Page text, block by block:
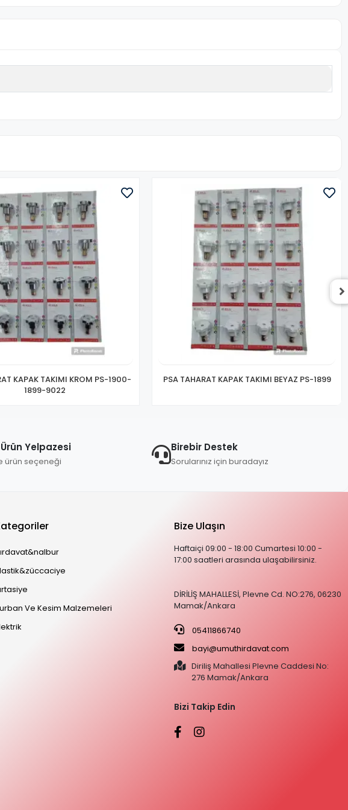
KAPAK TAKIMI KROM PS-1900-
1899-9022
PSA TAHARAT KAPAK TAKIMI BEYAZ PS-1899
Yelpazesi
ürün seçeneği
Birebir Destek
Sorularınız için buradayız
Ve Kesim Malzemeleri
Bize Ulaşın
Haftaiçi 09:00 - 18:00 Cumartesi 10:00 -
17:00 saatleri arasında ulaşabilirsiniz.
DİRİLİŞ MAHALLESİ, Plevne Cd. NO:276, 06230
Mamak/Ankara
05411866740
bayi@umuthirdavat.com
Diriliş Mahallesi Plevne Caddesi No:
276 Mamak/Ankara
Bizi Takip Edin